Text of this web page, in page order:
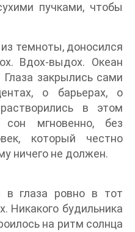
пучками, чтобы
темноты, доносился
Вдох-выдох. Океан
закрылись сами
о барьерах, о
в этом
мгновенно, без
который честно
ничего не должен.
в глаза ровно в тот
Никакого будильника
на ритм солнца